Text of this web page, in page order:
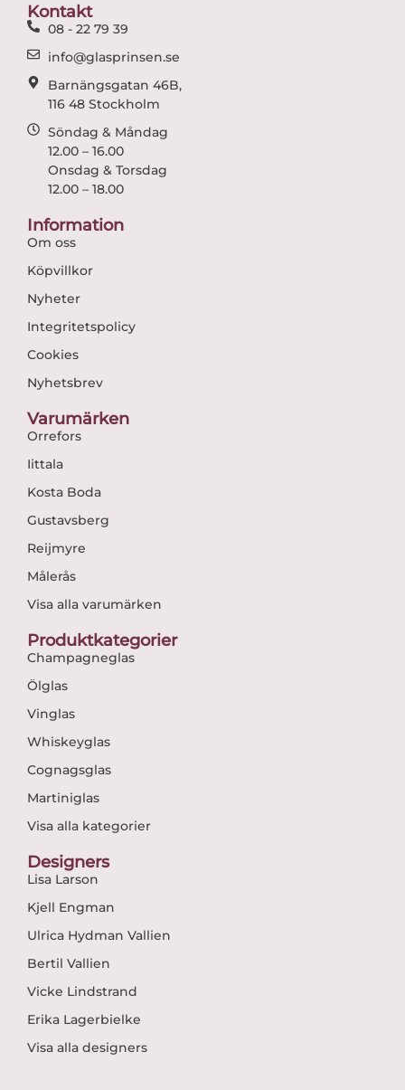
Kontakt
08 - 22 79 39
info@glasprinsen.se
Barnängsgatan 46B,
116 48 Stockholm
Söndag & Måndag
12.00 – 16.00
Onsdag & Torsdag
12.00 – 18.00
Information
Om oss
Köpvillkor
Nyheter
Integritetspolicy
Cookies
Nyhetsbrev
Varumärken
Orrefors
Iittala
Kosta Boda
Gustavsberg
Reijmyre
Målerås
Visa alla varumärken
Produktkategorier
Champagneglas
Ölglas
Vinglas
Whiskeyglas
Cognagsglas
Martiniglas
Visa alla kategorier
Designers
Lisa Larson
Kjell Engman
Ulrica Hydman Vallien
Bertil Vallien
Vicke Lindstrand
Erika Lagerbielke
Visa alla designers